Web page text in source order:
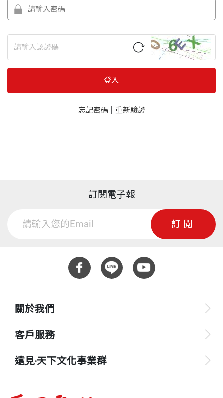
登入
忘記密碼｜ 重新驗證
訂閱電子報
訂閱
關於我們
客戶服務
遠見‧天下文化事業群